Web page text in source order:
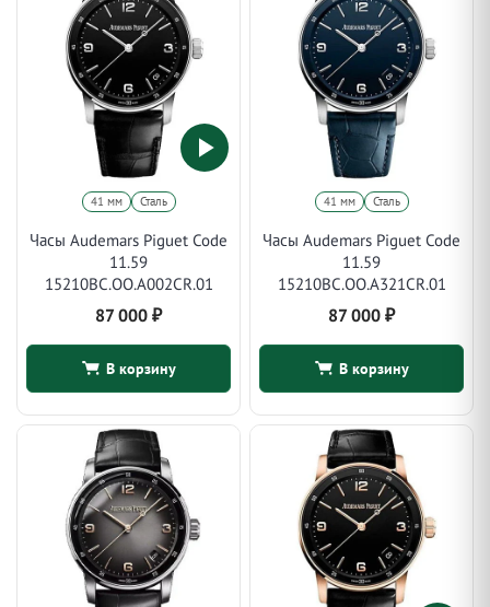
41 мм Сталь
Часы Audemars Piguet Code
11.59
15210BC.OO.A002CR.01
87 000 ₽
В корзину
41 мм Сталь
Часы Audemars Piguet Code
11.59
15210BC.OO.A321CR.01
87 000 ₽
В корзину